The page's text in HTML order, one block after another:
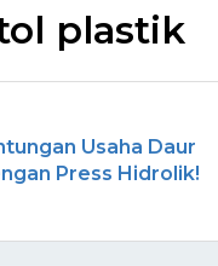
plastik
Usaha Daur
Press Hidrolik!